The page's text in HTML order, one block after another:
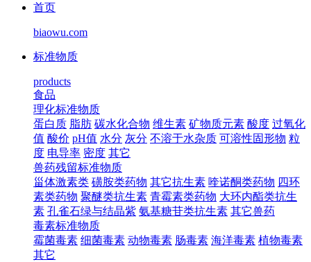
首页
biaowu.com
标准物质
products
食品
理化标准物质
蛋白质 脂肪 碳水化合物 维生素 矿物质元素 酸度 过氧化
值 酸价 pH值 水分 灰分 不溶于水杂质 可溶性固形物 粒
度 电导率 密度 其它
兽药残留标准物质
甾体激素类 磺胺类药物 其它抗生素 喹诺酮类药物 四环
素类药物 聚醚类抗生素 青霉素类药物 大环内酯类抗生
素 孔雀石绿与结晶紫 氨基糖苷类抗生素 其它兽药
毒素标准物质
霉菌毒素 细菌毒素 动物毒素 肠毒素 海洋毒素 植物毒素
其它